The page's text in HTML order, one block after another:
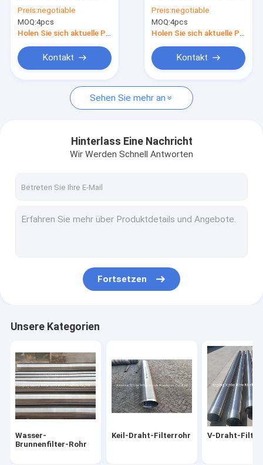
Nachrichten
Fälle
Wasser-Brunnenfilter-Rohr
V-Draht-Filterrohr
Draht wickelte Schirme ein
Sieb-Biegungs-Schirm
Keil-Draht-Schirm-Platte
Doppelter Schleifen-Bindungs-Draht
Preis:negotiable
MOQ:4pcs
Holen Sie sich aktuelle Preis
Kontakt
FITO SS304 SS316
Preis:negotiable
MOQ:4pcs
Holen Sie sich aktuelle Preis
Kontakt
Sehen Sie mehr an
Hinterlass Eine Nachricht
Wir Werden Schnell Antworten
Fortsetzen
Unsere Kategorien
Wasser-
Brunnenfilter-Rohr
Keil-Draht-Filterrohr V-Draht-